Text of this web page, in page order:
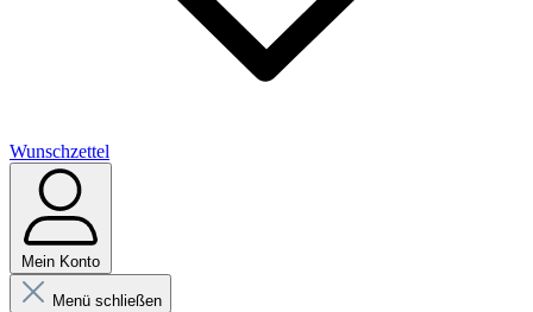
Wunschzettel
Mein Konto
Menü schließen